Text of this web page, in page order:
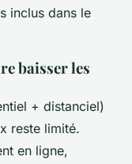
inclus dans le
baisser les
+ distanciel)
reste limité.
en ligne,